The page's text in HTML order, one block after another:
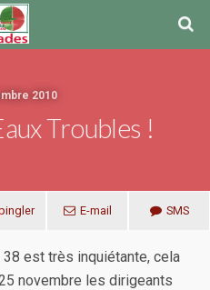
2010
Troubles !
E-mail SMS
est très inquiétante, cela
novembre les dirigeants